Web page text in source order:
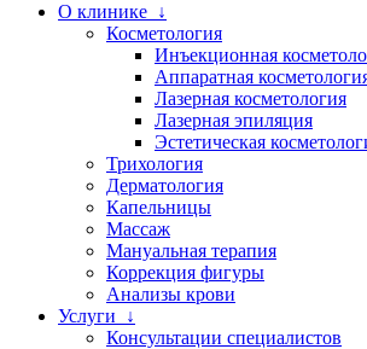
О клинике ↓
Косметология
Инъекционная
Аппаратная
Лазерная косметология
Лазерная эпиляция
Эстетическая
Трихология
Дерматология
Капельницы
Массаж
Мануальная терапия
Коррекция фигуры
Анализы крови
Услуги ↓
Консультации специалистов